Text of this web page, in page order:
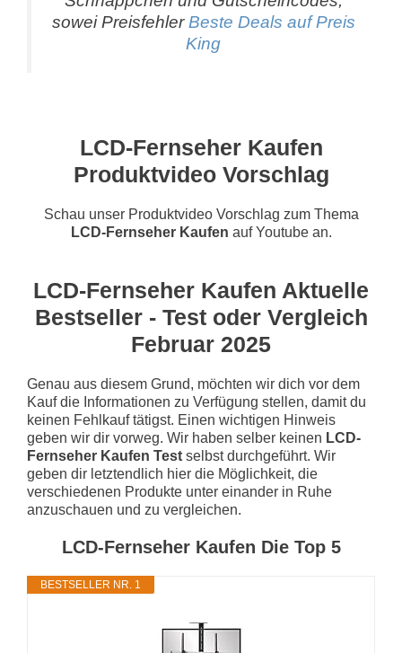
sowei Preisfehler Beste Deals auf Preis
King
LCD-Fernseher Kaufen
Produktvideo Vorschlag
Schau unser Produktvideo Vorschlag zum Thema
LCD-Fernseher Kaufen auf Youtube an.
LCD-Fernseher Kaufen Aktuelle
Bestseller - Test oder Vergleich
Februar 2025
Genau aus diesem Grund, möchten wir dich vor dem
Kauf die Informationen zu Verfügung stellen, damit du
keinen Fehlkauf tätigst. Einen wichtigen Hinweis
geben wir dir vorweg. Wir haben selber keinen LCD-
Fernseher Kaufen Test selbst durchgeführt. Wir
geben dir letztendlich hier die Möglichkeit, die
verschiedenen Produkte unter einander in Ruhe
anzuschauen und zu vergleichen.
LCD-Fernseher Kaufen Die Top 5
BESTSELLER NR. 1